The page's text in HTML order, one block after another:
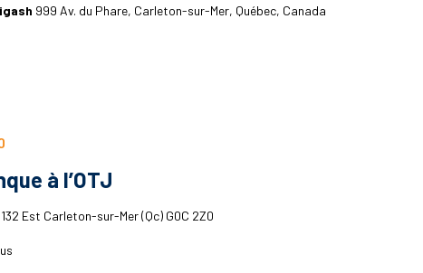
999 Av. du Phare, Carleton-sur-Mer, Québec, Canada
à l’OTJ
Est Carleton-sur-Mer (Qc) G0C 2Z0